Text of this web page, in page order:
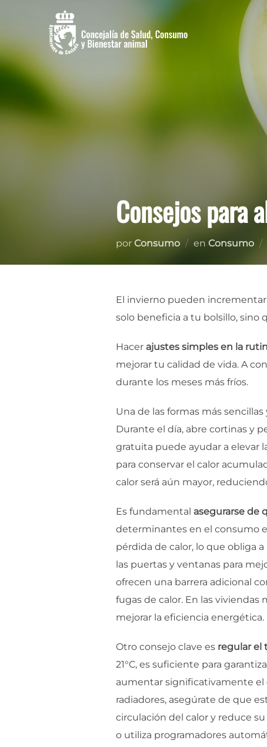
contenido
Consejos para
por Consumo en Consumo
El invierno pueden
solo beneficia a tu bolsillo,
Hacer ajustes simples en la
mejorar tu calidad de vida. A
durante los meses más fríos.
Una de las formas más
Durante el día, abre cortinas y
gratuita puede ayudar a elevar
para conservar el calor
calor será aún mayor,
Es fundamental asegurarse de
determinantes en el consumo
pérdida de calor, lo que obliga
las puertas y ventanas para
ofrecen una barrera adicional
fugas de calor. En las viviendas
mejorar la eficiencia energética.
Otro consejo clave es regular el
21°C, es suficiente para
aumentar significativamente
radiadores, asegúrate de que
circulación del calor y reduce
o utiliza programadores